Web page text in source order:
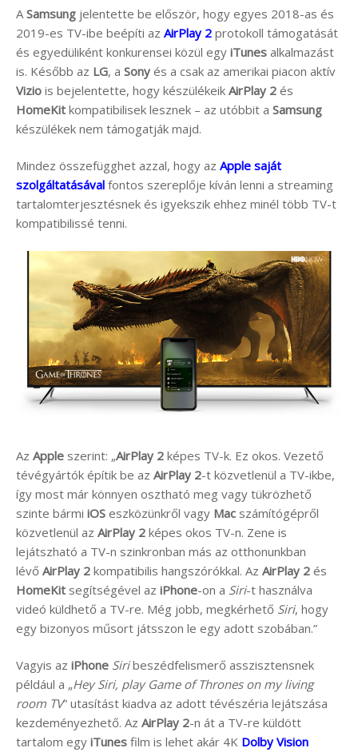
A Samsung jelentette be először, hogy egyes 2018-as és
2019-es TV-ibe beépíti az AirPlay 2 protokoll támogatását
és egyedüliként konkurensei közül egy iTunes alkalmazást
is. Később az LG, a Sony és a csak az amerikai piacon aktív
Vizio is bejelentette, hogy készülékeik AirPlay 2 és
HomeKit kompatibilisek lesznek – az utóbbit a Samsung
készülékek nem támogatják majd.
Mindez összefügghet azzal, hogy az Apple saját
szolgáltatásával fontos szereplője kíván lenni a streaming
tartalomterjesztésnek és igyekszik ehhez minél több TV-t
kompatibilissé tenni.
Az Apple szerint: „AirPlay 2 képes TV-k. Ez okos. Vezető
tévégyártók építik be az AirPlay 2-t közvetlenül a TV-ikbe,
így most már könnyen osztható meg vagy tükrözhető
szinte bármi iOS eszközünkről vagy Mac számítógépről
közvetlenül az AirPlay 2 képes okos TV-n. Zene is
lejátszható a TV-n szinkronban más az otthonunkban
lévő AirPlay 2 kompatibilis hangszórókkal. Az AirPlay 2 és
HomeKit segítségével az iPhone-on a Siri-t használva
videó küldhető a TV-re. Még jobb, megkérhető Siri, hogy
egy bizonyos műsort játsszon le egy adott szobában.”
Vagyis az iPhone Siribeszédfelismerő asszisztensnek
például a „Hey Siri, play Game of Thrones on my living
room TV” utasítást kiadva az adott tévészéria lejátszása
kezdeményezhető. Az AirPlay 2-n át a TV-re küldött
tartalom egy iTunes film is lehet akár 4K Dolby Vision